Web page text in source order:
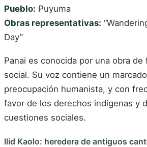
Pueblo: Puyuma
Obras representativas:
Day”
Panai es conocida por una obra
social. Su voz contiene un
preocupación humanista, y con
favor de los derechos indígenas y
cuestiones sociales.
Ilid Kaolo: heredera de antiguos